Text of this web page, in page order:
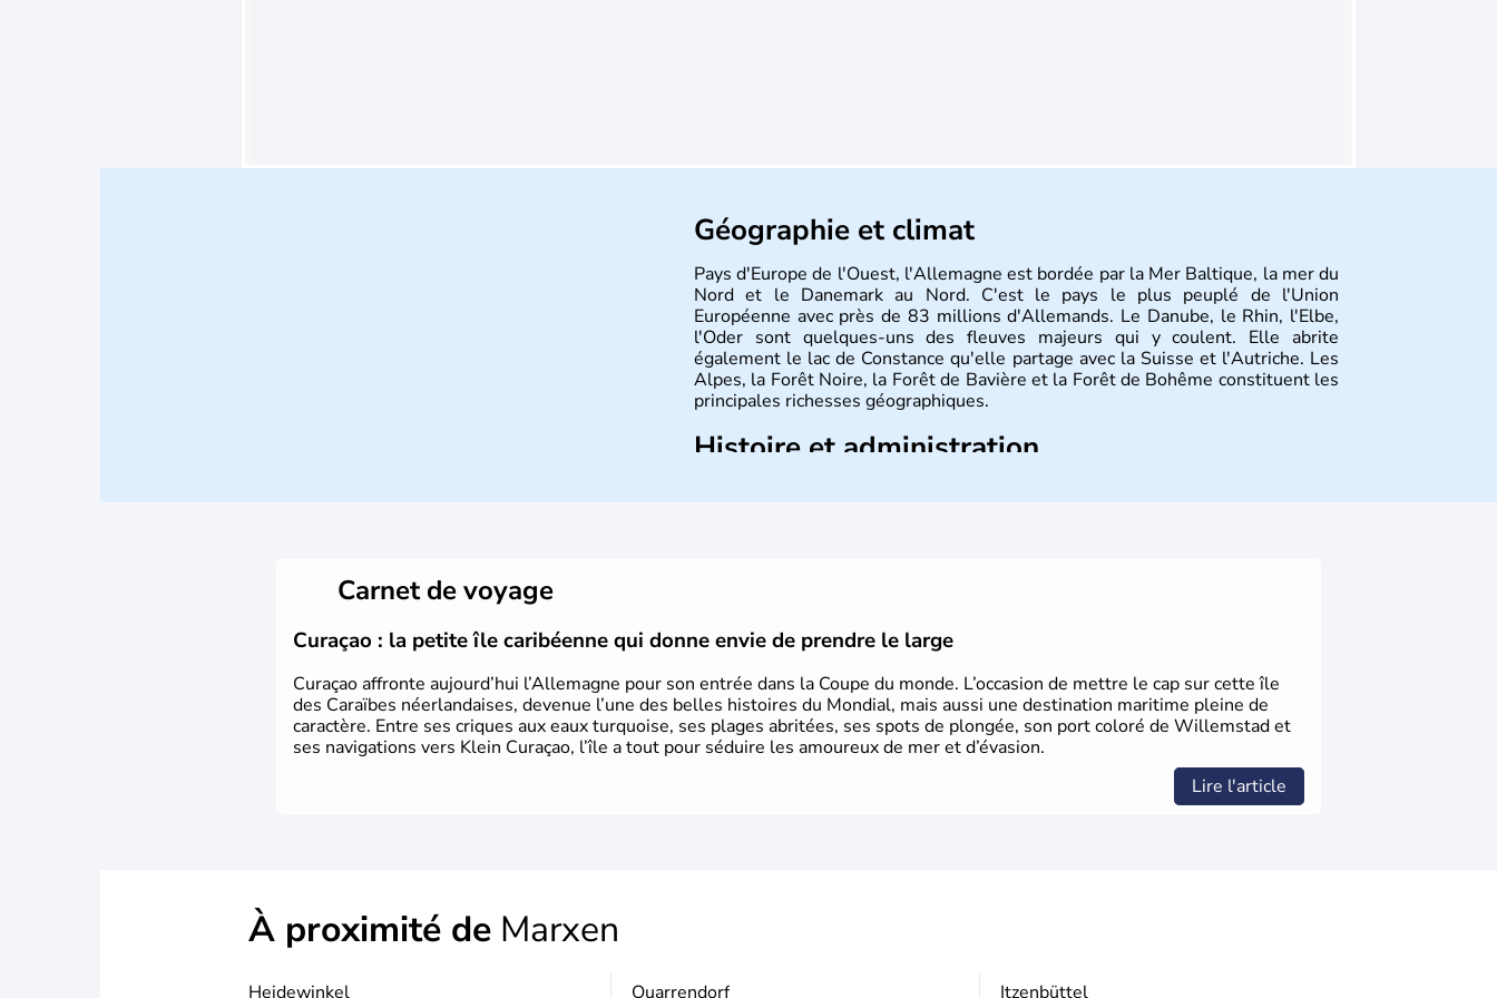
Géographie et climat
Pays d'Europe de l'Ouest, l'Allemagne est bordée par la Mer Baltique, la mer du
Nord et le Danemark au Nord. C'est le pays le plus peuplé de l'Union
Européenne avec près de 83 millions d'Allemands. Le Danube, le Rhin, l'Elbe,
l'Oder sont quelques-uns des fleuves majeurs qui y coulent. Elle abrite
également le lac de Constance qu'elle partage avec la Suisse et l'Autriche. Les
Alpes, la Forêt Noire, la Forêt de Bavière et la Forêt de Bohême constituent les
principales richesses géographiques.
Histoire et administration
Carnet de voyage
Curaçao : la petite île caribéenne qui donne envie de prendre le large
Curaçao affronte aujourd’hui l’Allemagne pour son entrée dans la Coupe du monde. L’occasion de mettre le cap sur cette île
des Caraïbes néerlandaises, devenue l’une des belles histoires du Mondial, mais aussi une destination maritime pleine de
caractère. Entre ses criques aux eaux turquoise, ses plages abritées, ses spots de plongée, son port coloré de Willemstad et
ses navigations vers Klein Curaçao, l’île a tout pour séduire les amoureux de mer et d’évasion.
Lire l'article
À proximité de Marxen
Heidewinkel Quarrendorf Itzenbüttel